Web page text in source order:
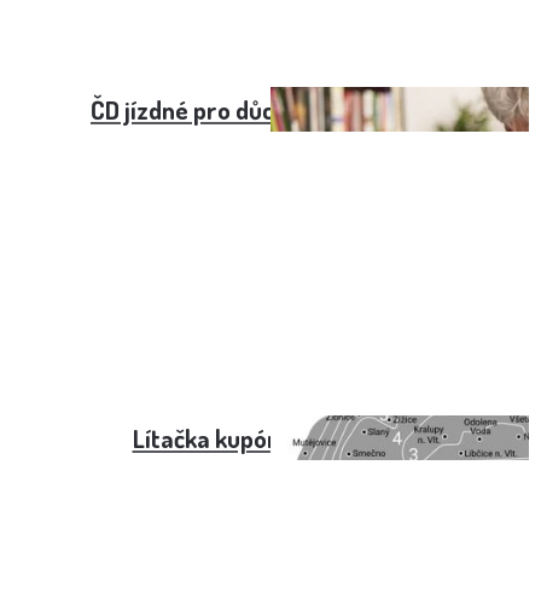
ČD jízdné pro důchodce nad 70 let
Lítačka kupón Praha 2024